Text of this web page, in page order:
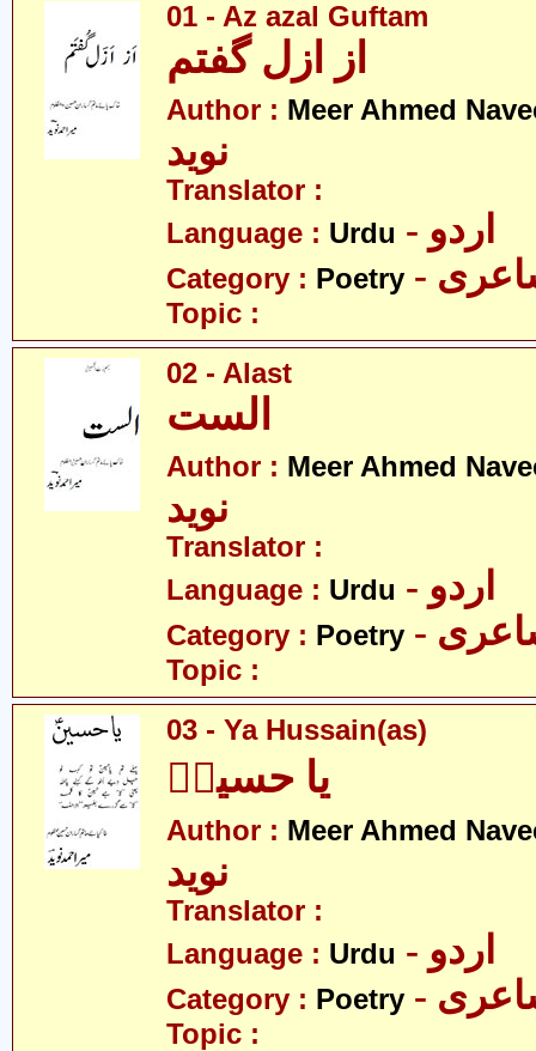
01 - Az azal Guftam
از ازل گفتم
Author : Meer Ahmed
نوید
Translator :
Language : Urdu - اردو
Category : Poetry
Topic :
02 - Alast
الست
Author : Meer Ahmed
نوید
Translator :
Language : Urdu - اردو
Category : Poetry
Topic :
03 - Ya Hussain(as)
یا حسینؑ
Author : Meer Ahmed
نوید
Translator :
Language : Urdu - اردو
Category : Poetry
Topic :